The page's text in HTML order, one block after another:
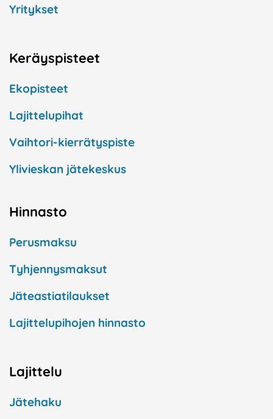
Yritykset
Keräyspisteet
Ekopisteet
Lajittelupihat
Vaihtori-kierrätyspiste
Ylivieskan jätekeskus
Hinnasto
Perusmaksu
Tyhjennysmaksut
Jäteastiatilaukset
Lajittelupihojen hinnasto
Lajittelu
Jätehaku